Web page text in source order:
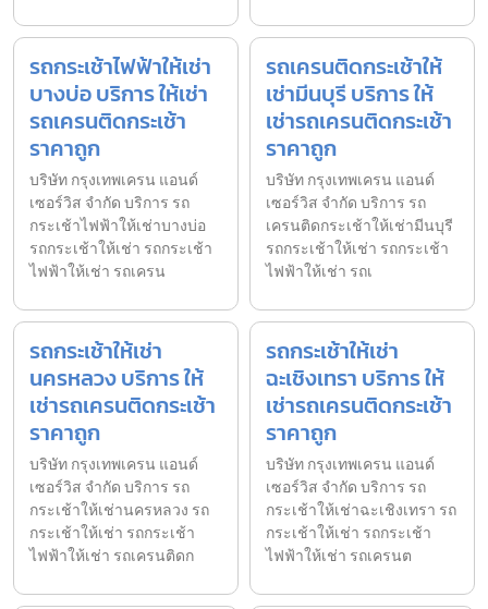
รถกระเช้าไฟฟ้าให้เช่า
บางบ่อ บริการ ให้เช่า
รถเครนติดกระเช้า
ราคาถูก
บริษัท กรุงเทพเครน แอนด์
เซอร์วิส จำกัด บริการ รถ
กระเช้าไฟฟ้าให้เช่าบางบ่อ
รถกระเช้าให้เช่า รถกระเช้า
ไฟฟ้าให้เช่า รถเครน
รถเครนติดกระเช้าให้
เช่ามีนบุรี บริการ ให้
เช่ารถเครนติดกระเช้า
ราคาถูก
บริษัท กรุงเทพเครน แอนด์
เซอร์วิส จำกัด บริการ รถ
เครนติดกระเช้าให้เช่ามีนบุรี
รถกระเช้าให้เช่า รถกระเช้า
ไฟฟ้าให้เช่า รถเ
รถกระเช้าให้เช่า
นครหลวง บริการ ให้
เช่ารถเครนติดกระเช้า
ราคาถูก
บริษัท กรุงเทพเครน แอนด์
เซอร์วิส จำกัด บริการ รถ
กระเช้าให้เช่านครหลวง รถ
กระเช้าให้เช่า รถกระเช้า
ไฟฟ้าให้เช่า รถเครนติดก
รถกระเช้าให้เช่า
ฉะเชิงเทรา บริการ ให้
เช่ารถเครนติดกระเช้า
ราคาถูก
บริษัท กรุงเทพเครน แอนด์
เซอร์วิส จำกัด บริการ รถ
กระเช้าให้เช่าฉะเชิงเทรา รถ
กระเช้าให้เช่า รถกระเช้า
ไฟฟ้าให้เช่า รถเครนต